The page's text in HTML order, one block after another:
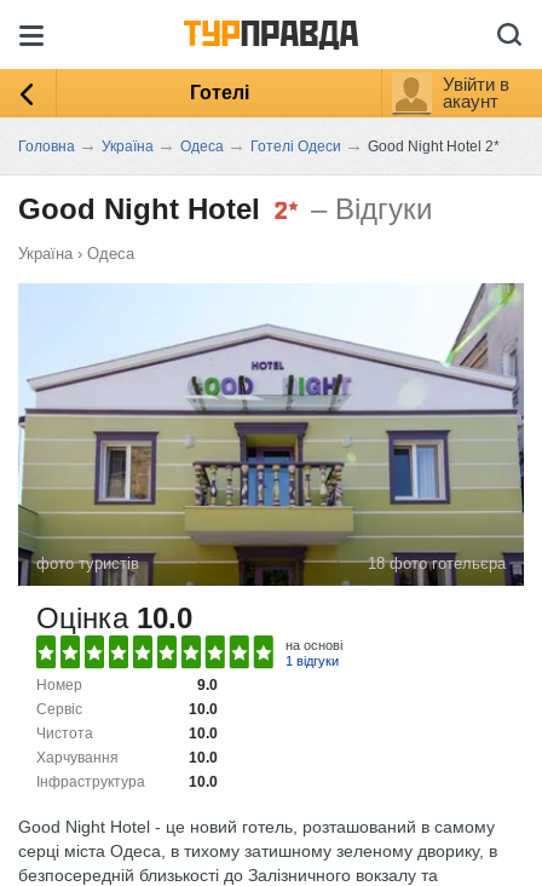
Готелі
Увійти в
акаунт
Головна → Україна → Одеса → Готелі Одеси → Good Night Hotel 2*
Good Night Hotel – Відгуки
Україна › Одеса
фото туристів 18 фото готельєра
Оцінка 10.0
на основі
1 відгуки
9.0
Номер
10.0
Сервіс
10.0
Чистота
10.0
Харчування
10.0
Інфраструктура
Good Night Hotel - це новий готель, розташований в самому
серці міста Одеса, в тихому затишному зеленому дворику, в
безпосередній близькості до Залізничного вокзалу та